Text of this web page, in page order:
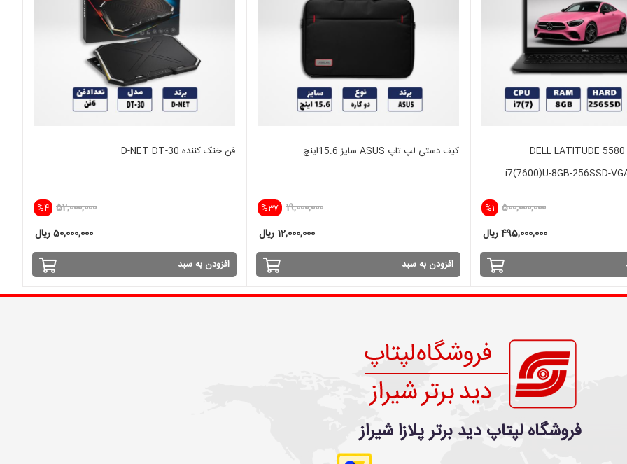
لپ تاپ استوک DELL LATITUDE 5580
i7(7600)U-8GB-256SSD-
%1 500,000,000
495,000,000 ریال
کیف دستی لپ تاپ ASUS سایز 15.6اینچ
%37 19,000,000
12,000,000 ریال
افزودن به سبد
فن خنک کننده D-NET DT-30
%4 52,000,000
50,000,000 ریال
افزودن به سبد
فروشگاه لپتاپ دید برتر پلازا شیراز